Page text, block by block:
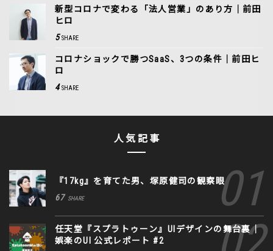
新型コロナで変わる「法人営業」のあり方｜前田
ヒロ
5 SHARE
コロナショックで勝つSaaS、3つの条件｜前田ヒ
ロ
4 SHARE
人気記事
『17kg』を育てた男、塚原健司の観察眼
67 SHARE
任天堂『スプラトゥーン』UIデザインの舞台裏｜
娯楽のUI 公式レポート #2